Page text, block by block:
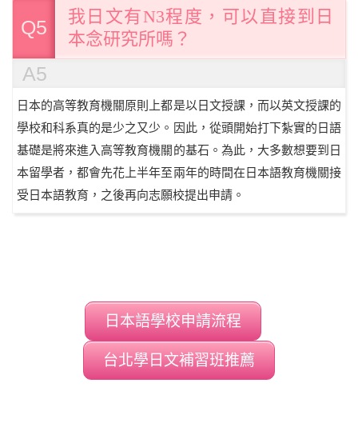
Q5
我日文有N3程度，可以直接到日
本念研究所嗎？
A5
日本的高等教育機關原則上都是以日文授課，而以英文授課的
學校和科系真的是少之又少。因此，從頭開始打下紮實的日語
基礎是將來進入高等教育機關的基石。為此，大多數想要到日
本留學者，都會先花上半年至兩年的時間在日本語教育機關接
受日本語教育，之後再向志願校提出申請。
日本語學校申請流程
台北學日文補習班推薦